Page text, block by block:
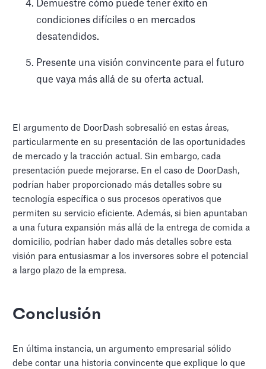
Demuestre cómo puede tener éxito en
condiciones difíciles o en mercados
desatendidos.
Presente una visión convincente para el futuro
que vaya más allá de su oferta actual.
El argumento de DoorDash sobresalió en estas áreas,
particularmente en su presentación de las oportunidades
de mercado y la tracción actual. Sin embargo, cada
presentación puede mejorarse. En el caso de DoorDash,
podrían haber proporcionado más detalles sobre su
tecnología específica o sus procesos operativos que
permiten su servicio eficiente. Además, si bien apuntaban
a una futura expansión más allá de la entrega de comida a
domicilio, podrían haber dado más detalles sobre esta
visión para entusiasmar a los inversores sobre el potencial
a largo plazo de la empresa.
Conclusión
En última instancia, un argumento empresarial sólido
debe contar una historia convincente que explique lo que